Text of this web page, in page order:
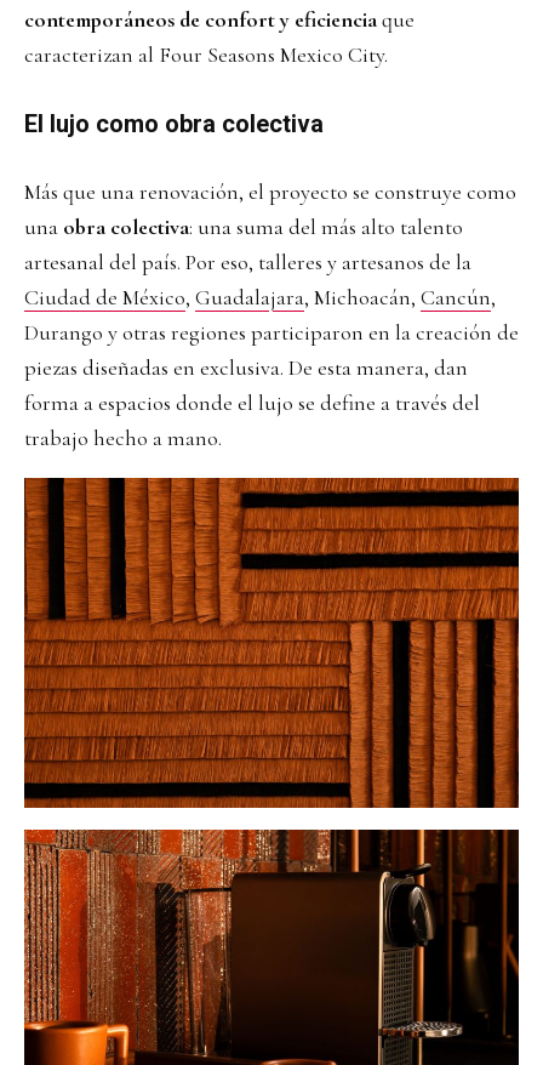
contemporáneos de confort y eficienciaque
caracterizan al Four Seasons Mexico City.
El lujo como obra colectiva
Más que una renovación, el proyecto se construye como
una obra colectiva: una suma del más alto talento
artesanal del país. Por eso, talleres y artesanos de la
Ciudad de México, Guadalajara, Michoacán, Cancún,
Durango y otras regiones participaron en la creación de
piezas diseñadas en exclusiva. De esta manera, dan
forma a espacios donde el lujo se define a través del
trabajo hecho a mano.